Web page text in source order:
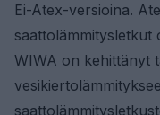
Ei-Atex-versioina.
saattolämmitysletkut
WIWA on kehittänyt